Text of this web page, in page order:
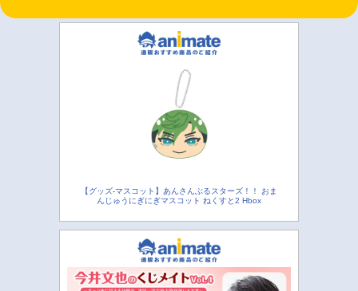
【グッズ-マスコット】あんさんぶるスターズ！！ おま
んじゅうにぎにぎマスコット ねくすと2 Hbox